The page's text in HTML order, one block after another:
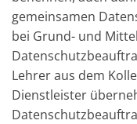
gemeinsamen
bei Grund- und
Lehrer aus dem
Dienstleister